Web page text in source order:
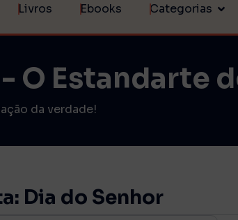
Livros Ebooks Categorias
O Estandarte
da verdade!
Dia do Senhor